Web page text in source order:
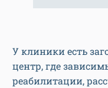
У клиники есть
центр, где
реабилитации,